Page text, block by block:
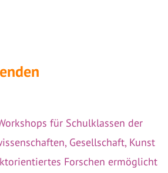
für Schulklassen der
Gesellschaft, Kunst
Forschen ermöglicht